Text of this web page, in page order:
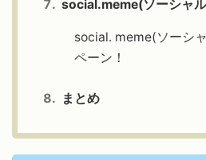
social.meme(ソーシャ
social. meme(ソーシ
ペーン！
まとめ